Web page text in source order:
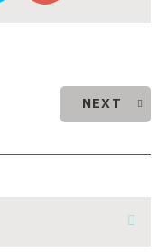
NEXT